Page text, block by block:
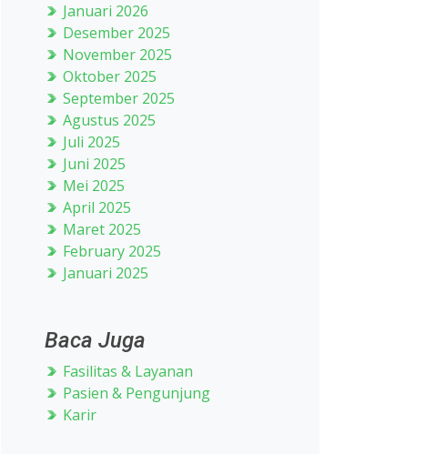
Januari 2026
Desember 2025
November 2025
Oktober 2025
September 2025
Agustus 2025
Juli 2025
Juni 2025
Mei 2025
April 2025
Maret 2025
February 2025
Januari 2025
Baca Juga
Fasilitas & Layanan
Pasien & Pengunjung
Karir